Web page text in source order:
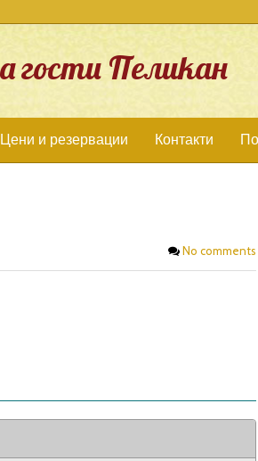
гости Пеликан
Цени и резервации Контакти
No comments